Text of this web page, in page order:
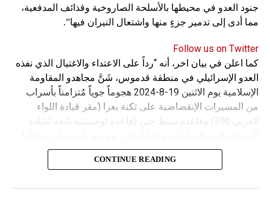
جنود العدو في محيطها بالأسلحة الصاروخية وقذائف المدفعية،
مما أدى إلى تدمير جزءٍ منها واشتعال النيران فيها”.
Follow us on Twitter
كما اعلن في بيان اخر، أنه “رداً على الاعتداء والاغتيال الذي نفذه
العدو الإسرائيلي في منطقة قدموس، شَنَّ مجاهدو المقاومة
الإسلامية يوم الاثنين 19-8-2024 هجوماً جوياً مُتزامناً بأسراب
من المسيرات الإنقضاضية على ثكنة يعرا (مقر قيادة اللواء
الغربي 300) وقاعدة سنط جين (قاعدة لوجستية تابعة لقيادة
وجنودها وأصابت أهدافها بدقة وأوقعت فيهم عدداً من القتلى
CONTINUE READING